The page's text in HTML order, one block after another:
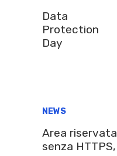
Data
Protection
Day
NEWS
Area riservata
senza HTTPS,